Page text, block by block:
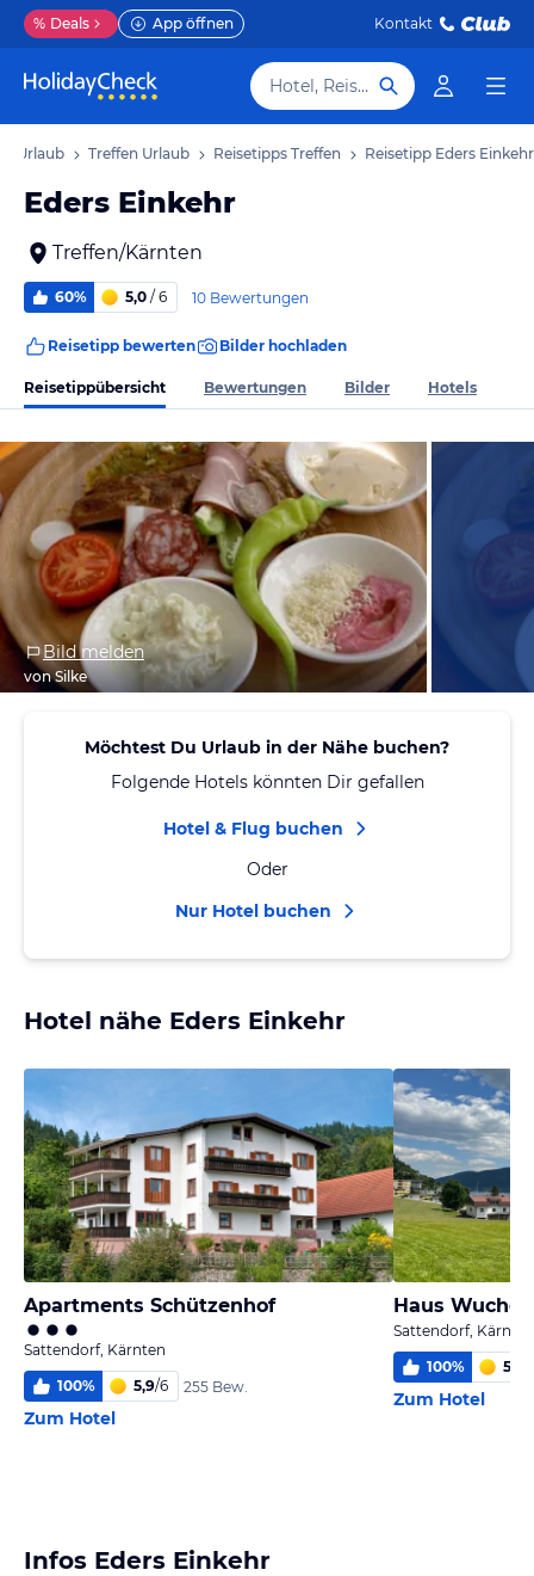
% Deals App öffnen Kontakt
Hotel, Reiseziel
Urlaub Treffen Urlaub Reisetipps Treffen Reisetipp Eders Einkehr
Eders Einkehr
Treffen/Kärnten
60% 5,0 / 6 10 Bewertungen
Reisetipp bewerten Bilder hochladen
Reisetippübersicht Bewertungen Bilder Hotels
Bild melden
von Silke
Möchtest Du Urlaub in der Nähe buchen?
Folgende Hotels könnten Dir gefallen
Hotel & Flug buchen
Oder
Nur Hotel buchen
Hotel nähe Eders Einkehr
Apartments Schützenhof
Sattendorf, Kärnten
100% 5,9/6 255 Bew.
Zum Hotel
Haus
Sattendorf, Kärnten
100% 5,8
Zum Hotel
Infos Eders Einkehr